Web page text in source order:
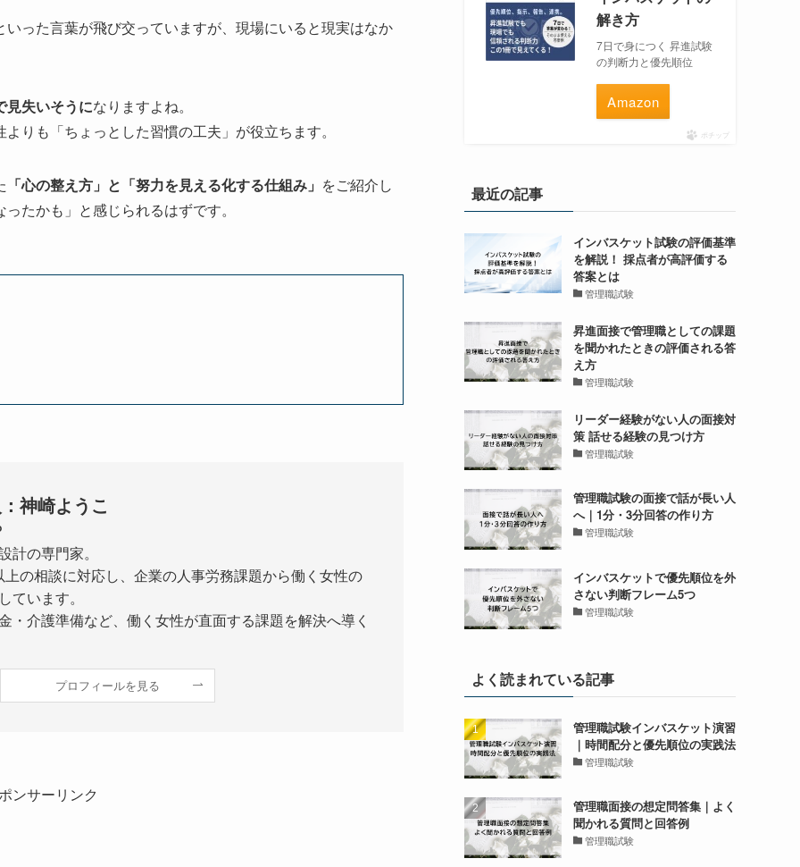
った言葉が飛び交っていますが、現場にいると現実はなか
見失いそうになりますよね。
りも「ちょっとした習慣の工夫」が役立ちます。
「心の整え方」と「努力を見える化する仕組み」 をご紹介し
たかも」と感じられるはずです。
神崎ようこ
計の専門家。
の相談に対応し、企業の人事労務課題から働く女性の
ています。
・介護準備など、働く女性が直面する課題を解決へ導く
プロフィールを見る
ンサーリンク
解き方
7日で身につく 昇進試験
の判断力と優先順位
Amazon
ポチップ
最近の記事
インバスケット試験の評価基準
を解説！ 採点者が高評価する
答案とは
管理職試験
昇進面接で管理職としての課題
を聞かれたときの評価される答
え方
管理職試験
リーダー経験がない人の面接対
策 話せる経験の見つけ方
管理職試験
管理職試験の面接で話が長い人
へ｜1分・3分回答の作り方
管理職試験
インバスケットで優先順位を外
さない判断フレーム5つ
管理職試験
よく読まれている記事
管理職試験インバスケット演習
｜時間配分と優先順位の実践法
管理職試験
管理職面接の想定問答集｜よく
聞かれる質問と回答例
管理職試験